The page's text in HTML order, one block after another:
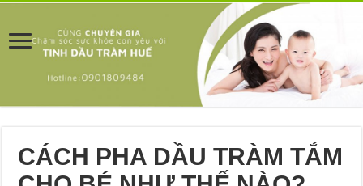
CÁCH PHA DẦU TRÀM TẮM